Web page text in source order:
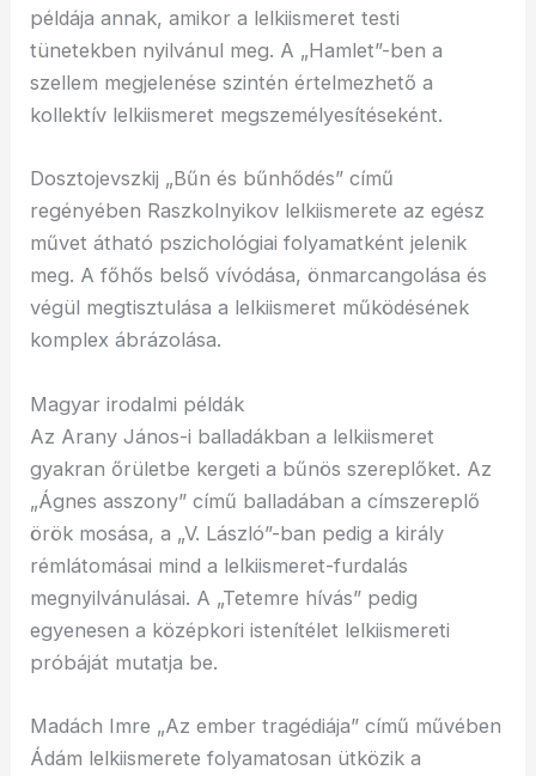
példája annak, amikor a lelkiismeret testi
tünetekben nyilvánul meg. A „Hamlet”-ben a
szellem megjelenése szintén értelmezhető a
kollektív lelkiismeret megszemélyesítéseként.
Dosztojevszkij „Bűn és bűnhődés” című
regényében Raszkolnyikov lelkiismerete az egész
művet átható pszichológiai folyamatként jelenik
meg. A főhős belső vívódása, önmarcangolása és
végül megtisztulása a lelkiismeret működésének
komplex ábrázolása.
Magyar irodalmi példák
Az Arany János-i balladákban a lelkiismeret
gyakran őrületbe kergeti a bűnös szereplőket. Az
„Ágnes asszony” című balladában a címszereplő
örök mosása, a „V. László”-ban pedig a király
rémlátomásai mind a lelkiismeret-furdalás
megnyilvánulásai. A „Tetemre hívás” pedig
egyenesen a középkori istenítélet lelkiismereti
próbáját mutatja be.
Madách Imre „Az ember tragédiája” című művében
Ádám lelkiismerete folyamatosan ütközik a